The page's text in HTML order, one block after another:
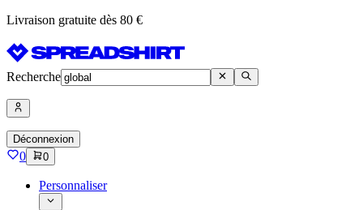
Livraison gratuite dès 80 €
Recherche
Déconnexion
0 0
Personnaliser